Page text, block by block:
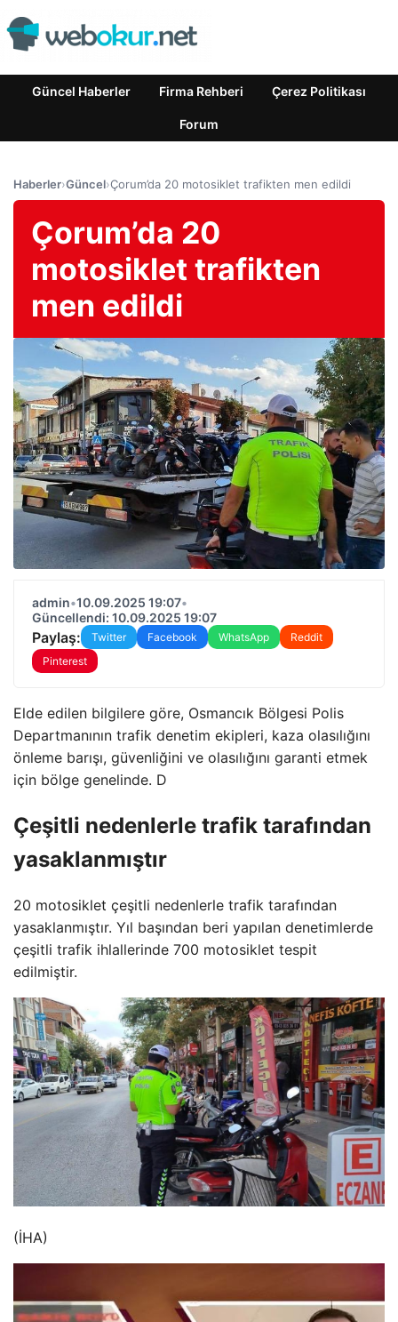
Güncel Haberler Firma Rehberi Çerez Politikası
Forum
Haberler›Güncel›Çorum’da 20 motosiklet trafikten men edildi
Çorum’da 20
motosiklet trafikten
men edildi
admin•10.09.2025 19:07•
Güncellendi: 10.09.2025 19:07
Paylaş: Twitter Facebook WhatsApp
Reddit
Pinterest
Elde edilen bilgilere göre, Osmancık Bölgesi Polis
Departmanının trafik denetim ekipleri, kaza olasılığını
önleme barışı, güvenliğini ve olasılığını garanti etmek
için bölge genelinde. D
Çeşitli nedenlerle trafik tarafından
yasaklanmıştır
20 motosiklet çeşitli nedenlerle trafik tarafından
yasaklanmıştır. Yıl başından beri yapılan denetimlerde
çeşitli trafik ihlallerinde 700 motosiklet tespit
edilmiştir.
(İHA)